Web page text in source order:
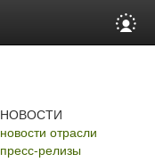
НОВОСТИ
новости отрасли
пресс-релизы